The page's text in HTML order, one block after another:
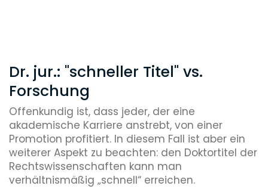
Dr. jur.: "schneller Titel" vs.
Forschung
Offenkundig ist, dass jeder, der eine
akademische Karriere anstrebt, von einer
Promotion profitiert. In diesem Fall ist aber ein
weiterer Aspekt zu beachten: den Doktortitel der
Rechtswissenschaften kann man
verhältnismäßig „schnell“ erreichen.